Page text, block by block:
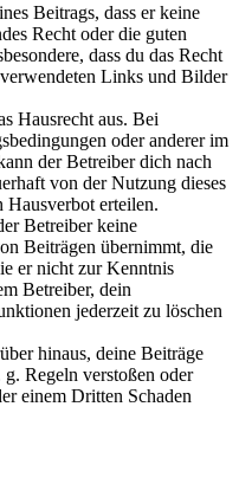
Beitrags, dass er keine
Recht oder die guten
dass du das Recht
Links und Bilder
Hausrecht aus. Bei
oder anderer im
der Betreiber dich nach
von der Nutzung dieses
Hausverbot erteilen.
Betreiber keine
Beiträgen übernimmt, die
er nicht zur Kenntnis
Betreiber, dein
jederzeit zu löschen
hinaus, deine Beiträge
Regeln verstoßen oder
einem Dritten Schaden